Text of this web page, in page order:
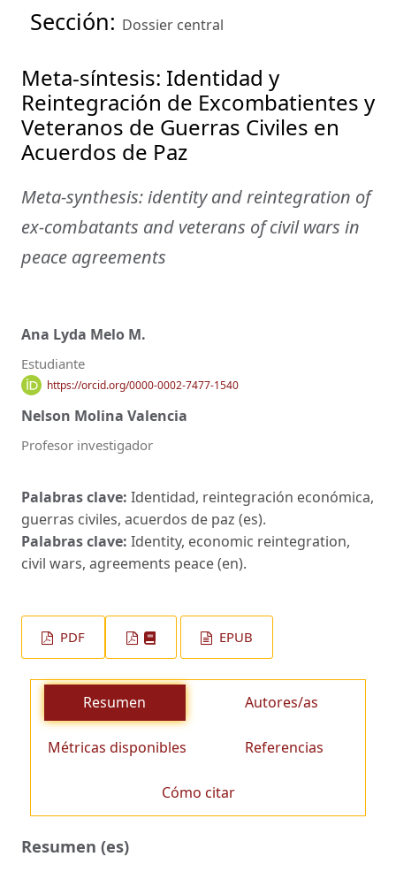
Sección: Dossier central
Meta-síntesis: Identidad y
Reintegración de Excombatientes y
Veteranos de Guerras Civiles en
Acuerdos de Paz
Meta-synthesis: identity and reintegration of
ex-combatants and veterans of civil wars in
peace agreements
Ana Lyda Melo M.
Estudiante
https://orcid.org/0000-0002-7477-1540
Nelson Molina Valencia
Profesor investigador
Palabras clave: Identidad, reintegración económica,
guerras civiles, acuerdos de paz (es).
Palabras clave: Identity, economic reintegration,
civil wars, agreements peace (en).
PDF EPUB
Resumen Autores/as
Métricas disponibles Referencias
Cómo citar
Resumen (es)